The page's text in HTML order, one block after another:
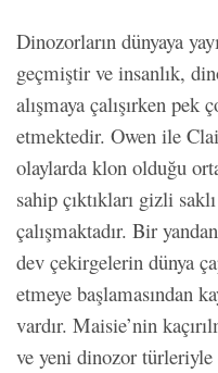
Dinozorların dünyaya
geçmiştir ve insanlık,
alışmaya çalışırken pek
etmektedir. Owen ile
olaylarda klon olduğu
sahip çıktıkları gizli
çalışmaktadır. Bir
dev çekirgelerin dünya
etmeye başlamasından
vardır. Maisie’nin
ve yeni dinozor türleriyle